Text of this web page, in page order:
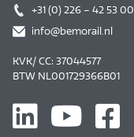
+31 (0) 226 – 42 53 00
info@bemorail.nl
KVK/ CC: 37044577
BTW NL001729366B01